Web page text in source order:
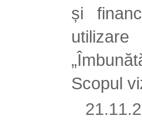
și
Scopul